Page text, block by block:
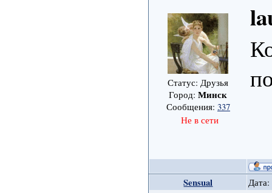
Статус: Друзья
Город:Минск
Сообщения: 337
Не в сети
Sensual